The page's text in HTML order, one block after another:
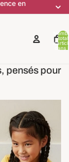
en
total
dans
pensés pour